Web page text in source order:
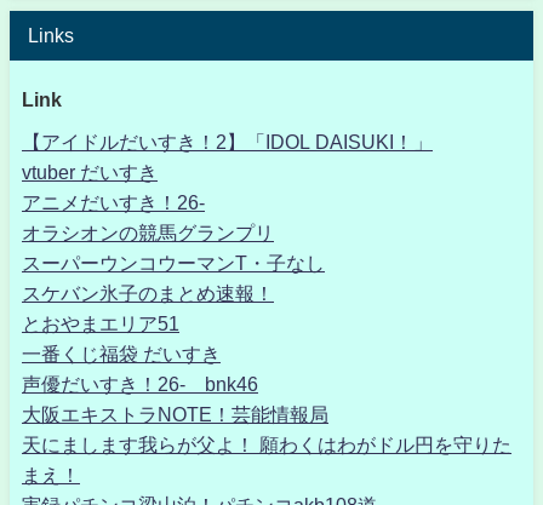
Links
Link
【アイドルだいすき！2】「IDOL DAISUKI！」
vtuber だいすき
アニメだいすき！26-
オラシオンの競馬グランプリ
スーパーウンコウーマンT・子なし
スケバン氷子のまとめ速報！
とおやまエリア51
一番くじ福袋 だいすき
声優だいすき！26- bnk46
大阪エキストラNOTE！芸能情報局
天にまします我らが父よ！ 願わくはわがドル円を守りた
まえ！